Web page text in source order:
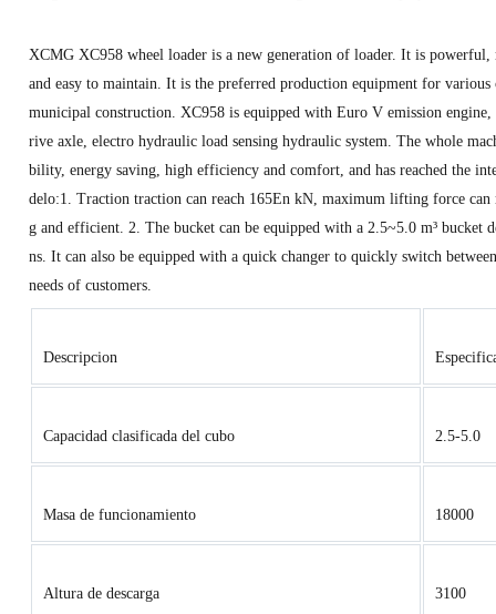
XCMG XC958 wheel loader is a new generation of loader. It is
and easy to maintain. It is the preferred production equipment for
municipal construction. XC958 is equipped with Euro V emission
rive axle, electro hydraulic load sensing hydraulic system. The whole
bility, energy saving, high efficiency and comfort, and has reached the
delo:1. Traction traction can reach 165En kN, maximum lifting force
g and efficient. 2. The bucket can be equipped with a 2.5~5.0 m³ bucket
ns. It can also be equipped with a quick changer to quickly switch
needs of customers.
Descripcion
Capacidad clasificada del cubo 2.5-5.0
Masa de funcionamiento 18000
Altura de descarga 3100